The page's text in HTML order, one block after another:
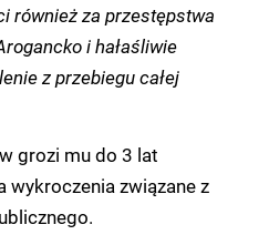
również za przestępstwa
i hałaśliwie
z przebiegu całej
grozi mu do 3 lat
wykroczenia związane z